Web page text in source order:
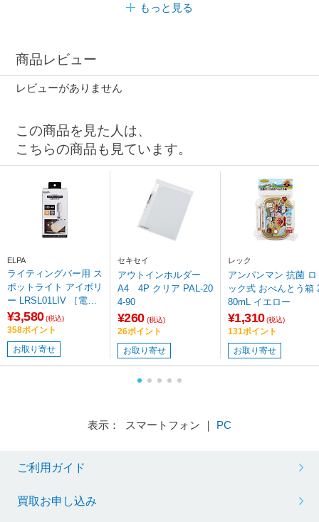
もっと見る
商品レビュー
レビューがありません
この商品を見た人は、
こちらの商品も見ています。
ELPA
ライティングバー用 ス
ポットライト アイボリ
ー LRSL01LIV ［電球
色 /LED］
¥3,580 (税込)
358ポイント
お取り寄せ
セキセイ
アウトインホルダー
A4 4P クリア PAL-20
4-90
¥260 (税込)
26ポイント
お取り寄せ
レック
アンパンマン 抗菌 ロ
ック式 おべんとう箱
80mL イエロー
¥1,310 (税込)
131ポイント
お取り寄せ
表示： スマートフォン ｜ PC
ご利用ガイド
買取お申し込み